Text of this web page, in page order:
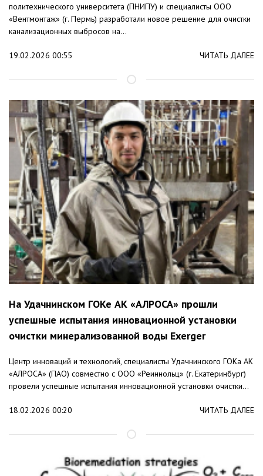
политехнического университета (ПНИПУ) и специалисты ООО
«Вентмонтаж» (г. Пермь) разработали новое решение для очистки
канализационных выбросов на...
19.02.2026 00:55 ЧИТАТЬ ДАЛЕЕ
На Удачнинском ГОКе АК «АЛРОСА» прошли
успешные испытания инновационной установки
очистки минерализованной воды Exerger
Центр инноваций и технологий, специалисты Удачнинского ГОКа АК
«АЛРОСА» (ПАО) совместно с ООО «Реиннольц» (г. Екатеринбург)
провели успешные испытания инновационной установки очистки...
18.02.2026 00:20 ЧИТАТЬ ДАЛЕЕ